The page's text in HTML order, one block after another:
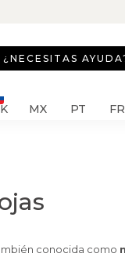
¿NECESITAS
MX PT FR
conocida como